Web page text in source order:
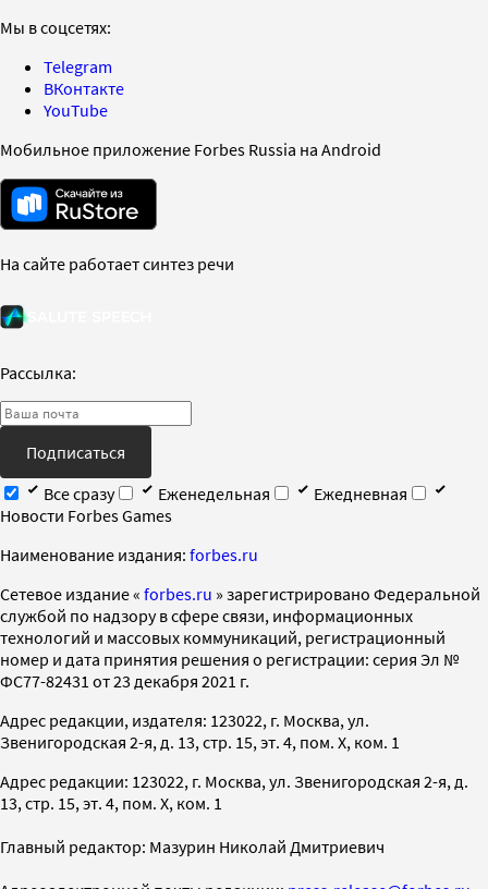
Мы в соцсетях:
Telegram
ВКонтакте
YouTube
Мобильное приложение Forbes Russia на Android
На сайте работает синтез речи
Рассылка:
Подписаться
Все сразу
Еженедельная
Ежедневная
Новости Forbes Games
Наименование издания: forbes.ru
Cетевое издание « forbes.ru » зарегистрировано Федеральной
службой по надзору в сфере связи, информационных
технологий и массовых коммуникаций, регистрационный
номер и дата принятия решения о регистрации: серия Эл №
ФС77-82431 от 23 декабря 2021 г.
Адрес редакции, издателя: 123022, г. Москва, ул.
Звенигородская 2-я, д. 13, стр. 15, эт. 4, пом. X, ком. 1
Адрес редакции: 123022, г. Москва, ул. Звенигородская 2-я, д.
13, стр. 15, эт. 4, пом. X, ком. 1
Главный редактор: Мазурин Николай Дмитриевич